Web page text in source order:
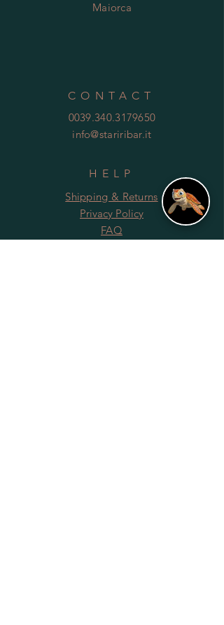
Maiorca
CONTACT
0039.340.3179650
info@stariribar.it
HELP
Shipping & Returns
Privacy Policy
FAQ